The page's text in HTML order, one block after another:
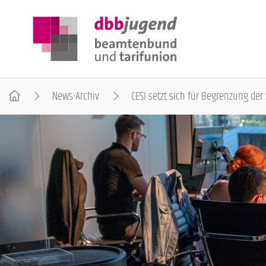
ÜBER DIE DBB JUGEND
POSITIONEN
AUSBILDUNGSINFORMATIONEN
INTERNATIONALES
News-Archiv CESI setzt sich für Begrenzung